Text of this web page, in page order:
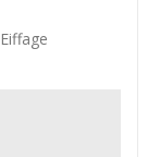
Eiffage